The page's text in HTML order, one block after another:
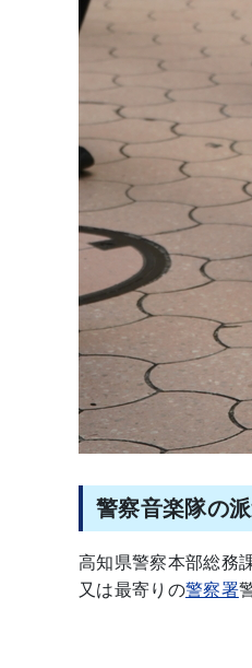
警察音楽隊の
高知県警察本部総務
又は最寄りの警察署